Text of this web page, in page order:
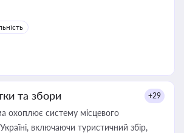
та збори +29
охоплює систему місцевого
включаючи туристичний збір,